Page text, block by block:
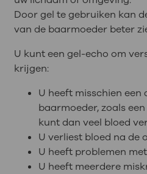
Door gel te gebruiken kan
van de baarmoeder beter
U kunt een gel-echo om
krijgen:
U heeft misschien een
baarmoeder, zoals
kunt dan veel bloed
U verliest bloed na de
U heeft problemen
U heeft meerdere